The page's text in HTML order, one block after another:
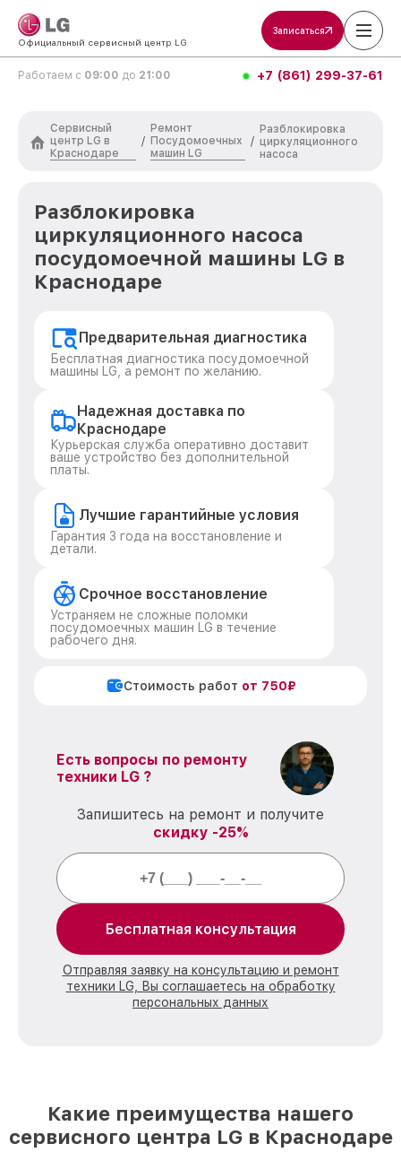
Официальный сервисный центр LG
Записаться
Работаем с 09:00 до 21:00 +7 (861) 299-37-61
Сервисный
центр LG в
Краснодаре
/
Ремонт
Посудомоечных
машин LG
/
Разблокировка
циркуляционного
насоса
Разблокировка
циркуляционного насоса
посудомоечной машины LG в
Краснодаре
Предварительная диагностика
Бесплатная диагностика посудомоечной
машины LG, а ремонт по желанию.
Надежная доставка по
Краснодаре
Курьерская служба оперативно доставит
ваше устройство без дополнительной
платы.
Лучшие гарантийные условия
Гарантия 3 года на восстановление и
детали.
Срочное восстановление
Устраняем не сложные поломки
посудомоечных машин LG в течение
рабочего дня.
Стоимость работ от 750₽
Есть вопросы по ремонту
техники LG ?
Запишитесь на ремонт и получите
скидку -25%
Бесплатная консультация
Отправляя заявку на консультацию и ремонт
техники LG, Вы соглашаетесь на обработку
персональных данных
Какие преимущества нашего
сервисного центра LG в Краснодаре